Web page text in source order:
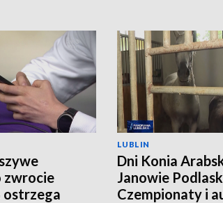
zwrocie
ostrzega
LUBLIN
Dni Konia
Janowie
Czempionaty i